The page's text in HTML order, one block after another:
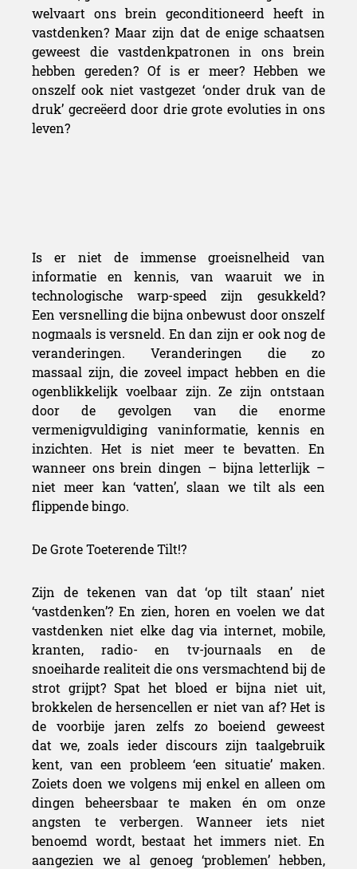
welvaart ons brein geconditioneerd heeft in
vastdenken? Maar zijn dat de enige schaatsen
geweest die vastdenkpatronen in ons brein
hebben gereden? Of is er meer? Hebben we
onszelf ook niet vastgezet ‘onder druk van de
druk’ gecreëerd door drie grote evoluties in ons
leven?
Is er niet de immense groeisnelheid van
informatie en kennis, van waaruit we in
technologische warp-speed zijn gesukkeld?
Een versnelling die bijna onbewust door onszelf
nogmaals is versneld. En dan zijn er ook nog de
veranderingen. Veranderingen die zo
massaal zijn, die zoveel impact hebben en die
ogenblikkelijk voelbaar zijn. Ze zijn ontstaan
door de gevolgen van die enorme
vermenigvuldiging vaninformatie, kennis en
inzichten. Het is niet meer te bevatten. En
wanneer ons brein dingen – bijna letterlijk –
niet meer kan ‘vatten’, slaan we tilt als een
flippende bingo.
De Grote Toeterende Tilt!?
Zijn de tekenen van dat ‘op tilt staan’ niet
‘vastdenken’? En zien, horen en voelen we dat
vastdenken niet elke dag via internet, mobile,
kranten, radio- en tv-journaals en de
snoeiharde realiteit die ons versmachtend bij de
strot grijpt? Spat het bloed er bijna niet uit,
brokkelen de hersencellen er niet van af? Het is
de voorbije jaren zelfs zo boeiend geweest
dat we, zoals ieder discours zijn taalgebruik
kent, van een probleem ‘een situatie’ maken.
Zoiets doen we volgens mij enkel en alleen om
dingen beheersbaar te maken én om onze
angsten te verbergen. Wanneer iets niet
benoemd wordt, bestaat het immers niet. En
aangezien we al genoeg ‘problemen’ hebben,